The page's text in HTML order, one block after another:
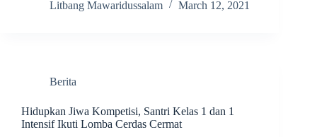
Litbang Mawaridussalam
March 12, 2021
Berita
Hidupkan Jiwa Kompetisi, Santri Kelas 1 dan 1
Intensif Ikuti Lomba Cerdas Cermat